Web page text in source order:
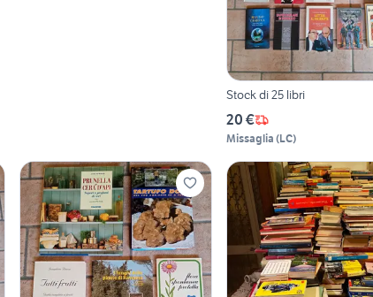
Stock di 25 libri
20 €
Missaglia (LC)